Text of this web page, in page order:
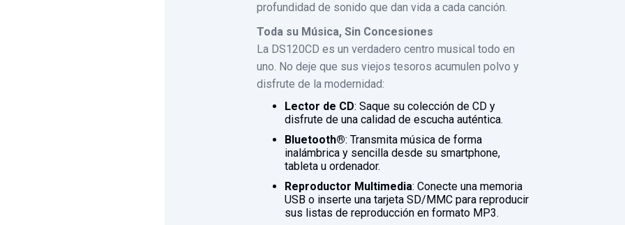
profundidad de sonido que dan vida a cada canción.
Toda su Música, Sin Concesiones
La DS120CD es un verdadero centro musical todo en
uno. No deje que sus viejos tesoros acumulen polvo y
disfrute de la modernidad:
Lector de CD: Saque su colección de CD y
disfrute de una calidad de escucha auténtica.
Bluetooth®: Transmita música de forma
inalámbrica y sencilla desde su smartphone,
tableta u ordenador.
Reproductor Multimedia: Conecte una memoria
USB o inserte una tarjeta SD/MMC para reproducir
sus listas de reproducción en formato MP3.